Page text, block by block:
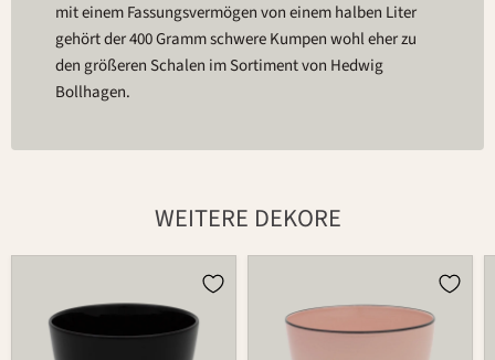
mit einem Fassungsvermögen von einem halben Liter
gehört der 400 Gramm schwere Kumpen wohl eher zu
den größeren Schalen im Sortiment von Hedwig
Bollhagen.
WEITERE DEKORE